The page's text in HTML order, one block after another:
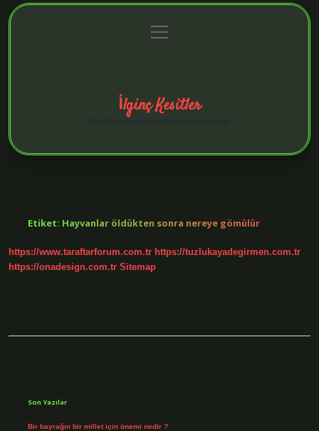
Gizlilik Politikası
menüyü
aç
İlginç Kesitler
Etiket: Hayvanlar öldükten sonra nereye gömülür
https://www.taraftarforum.com.tr https://tuzlukayadegirmen.com.tr
https://onadesign.com.tr Sitemap
Son Yazılar
Bir bayrağın bir millet için önemi nedir ?